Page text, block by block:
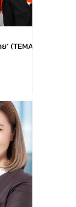
’ (TEMA)